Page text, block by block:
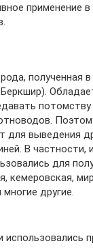
применение в
полученная
потомству
для выведения
В частности,
для
кемеровская,
другие.
использовались